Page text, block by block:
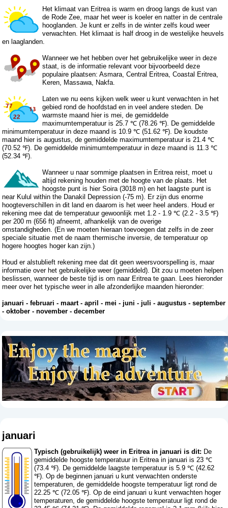
Het klimaat van Eritrea is warm en droog langs de kust van
de Rode Zee, maar het weer is koeler en natter in de centrale
hooglanden. Je kunt er zelfs in de winter zelfs koud weer
verwachten. Het klimaat is half droog in de westelijke heuvels
en laaglanden.
Wanneer we het hebben over het gebruikelijke weer in deze
staat, is de informatie relevant voor bijvoorbeeld deze
populaire plaatsen: Asmara, Central Eritrea, Coastal Eritrea,
Keren, Massawa, Nakfa.
Laten we nu eens kijken welk weer u kunt verwachten in het
gebied rond de hoofdstad en in veel andere steden. De
warmste maand hier is mei, de gemiddelde
maximumtemperatuur is 25.7 ℃ (78.26 ℉). De gemiddelde
minimumtemperatuur in deze maand is 10.9 ℃ (51.62 ℉). De koudste
maand hier is augustus, de gemiddelde maximumtemperatuur is 21.4 ℃
(70.52 ℉). De gemiddelde minimumtemperatuur in deze maand is 11.3 ℃
(52.34 ℉).
Wanneer u naar sommige plaatsen in Eritrea reist, moet u
altijd rekening houden met de hoogte van de plaats. Het
hoogste punt is hier Soira (3018 m) en het laagste punt is
near Kulul within the Danakil Depression (-75 m). Er zijn dus enorme
hoogteverschillen in dit land en daarom is het weer heel anders. Houd er
rekening mee dat de temperatuur gewoonlijk met 1.2 - 1.9 ℃ (2.2 - 3.5 ℉)
per 200 m (656 ft) afneemt, afhankelijk van de overige
omstandigheden. (En we moeten hieraan toevoegen dat zelfs in de zeer
speciale situatie met de naam thermische inversie, de temperatuur op
hogere hoogtes hoger kan zijn.)
Houd er alstublieft rekening mee dat dit geen weersvoorspelling is, maar
informatie over het gebruikelijke weer (gemiddeld). Dit zou u moeten helpen
beslissen, wanneer de beste tijd is om naar Eritrea te gaan. Lees hieronder
meer over het typische weer in alle afzonderlijke maanden hieronder:
januari -februari -maart-april -mei - juni - juli -augustus -september
-oktober -november -december
januari
Typisch (gebruikelijk) weer in Eritrea in januari is dit: De
gemiddelde hoogste temperatuur in Eritrea in januari is 23 ℃
(73.4 ℉). De gemiddelde laagste temperatuur is 5.9 ℃ (42.62
℉). Op de beginnen januari u kunt verwachten onderste
temperaturen, de gemiddelde hoogste temperatuur ligt rond de
22.25 ℃ (72.05 ℉). Op de eind januari u kunt verwachten hoger
temperaturen, de gemiddelde hoogste temperatuur ligt rond de